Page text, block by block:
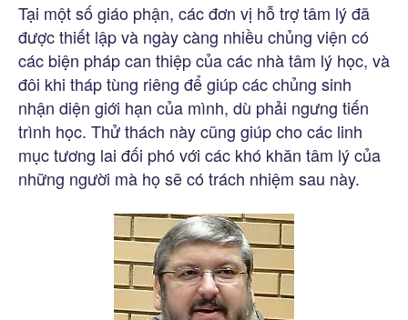
Tại một số giáo phận, các đơn vị hỗ trợ tâm lý đã
được thiết lập và ngày càng nhiều chủng viện có
các biện pháp can thiệp của các nhà tâm lý học, và
đôi khi tháp tùng riêng để giúp các chủng sinh
nhận diện giới hạn của mình, dù phải ngưng tiến
trình học. Thử thách này cũng giúp cho các linh
mục tương lai đối phó với các khó khăn tâm lý của
những người mà họ sẽ có trách nhiệm sau này.